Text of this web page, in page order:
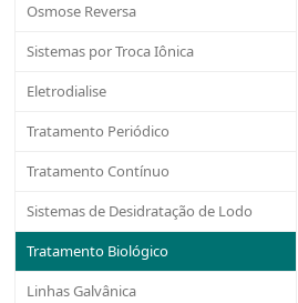
Osmose Reversa
Sistemas por Troca Iônica
Eletrodialise
Tratamento Periódico
Tratamento Contínuo
Sistemas de Desidratação de Lodo
Tratamento Biológico
Linhas Galvânica